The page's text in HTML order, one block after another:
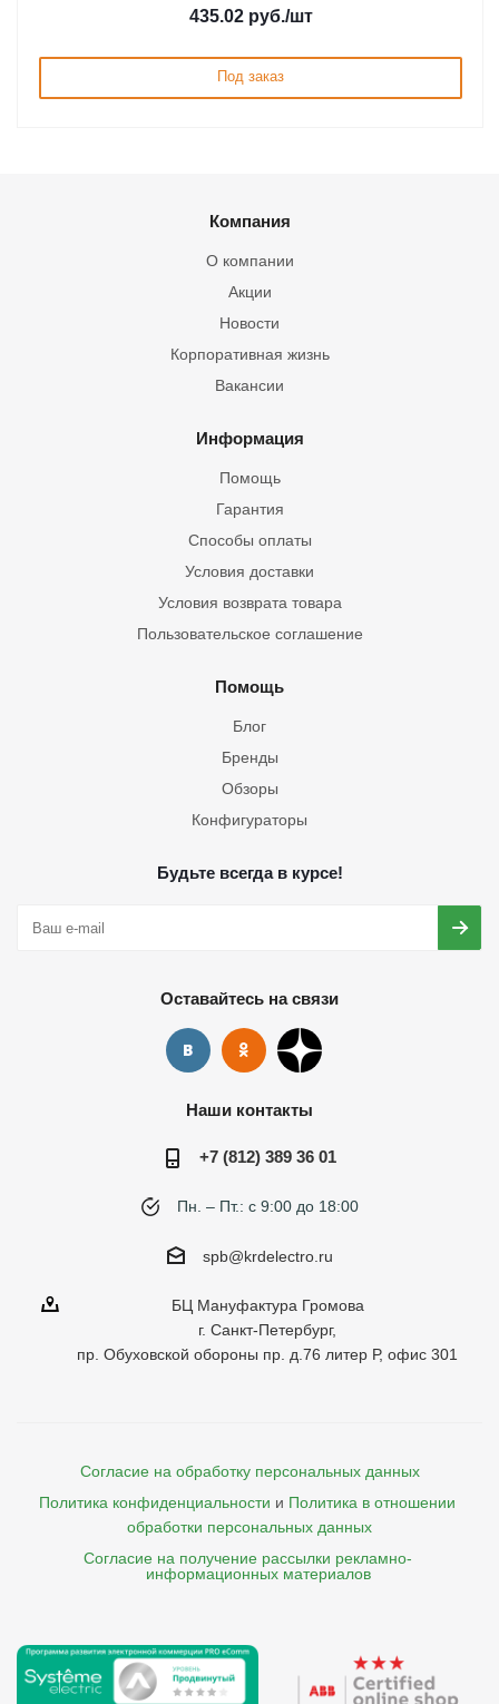
435.02руб./шт
Под заказ
Компания
О компании
Акции
Новости
Корпоративная жизнь
Вакансии
Информация
Помощь
Гарантия
Способы оплаты
Условия доставки
Условия возврата товара
Пользовательское соглашение
Помощь
Блог
Бренды
Обзоры
Конфигураторы
Будьте всегда в курсе!
Оставайтесь на связи
Наши контакты
+7 (812) 389 36 01
Пн. – Пт.: с 9:00 до 18:00
spb@krdelectro.ru
БЦ Мануфактура Громова
г. Санкт-Петербург,
пр. Обуховской обороны пр. д.76 литер Р, офис 301
Согласие на обработку персональных данных
Политика конфиденциальности и Политика в отношении
обработки персональных данных
Согласие на получение рассылки рекламно-
    информационных материалов